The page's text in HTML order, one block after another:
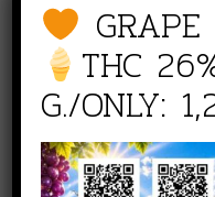
NICE TO
line :@261mxojh
Phone :083 942
THC
G./ONLY: